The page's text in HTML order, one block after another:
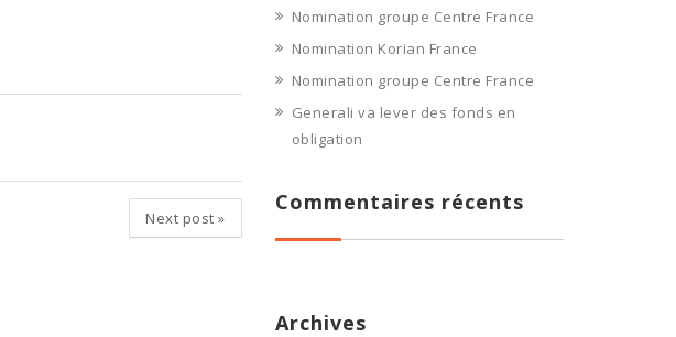
Next post »
Nomination groupe Centre France
Nomination Korian France
Nomination groupe Centre France
Generali va lever des fonds en
obligation
Commentaires récents
Archives